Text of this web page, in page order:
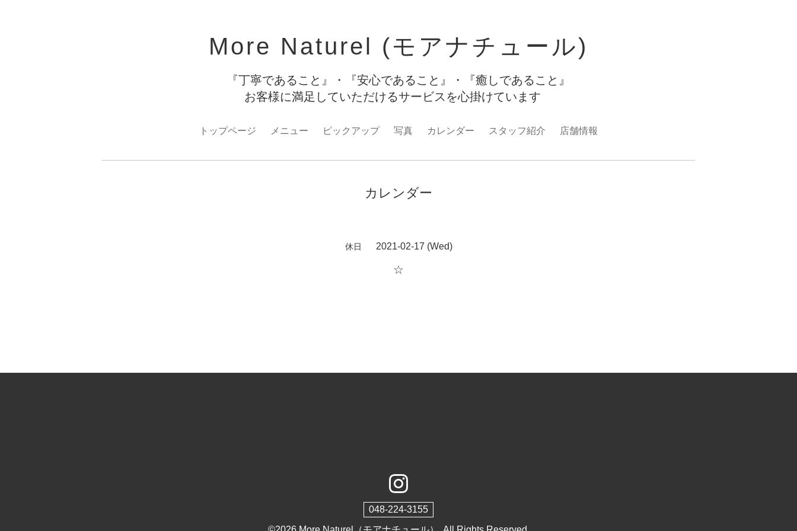
More Naturel (モアナチュール)
『丁寧であること』・『安心であること』・『癒しであること』
お客様に満足していただけるサービスを心掛けています
トップページ メニュー ピックアップ 写真 カレンダー スタッフ紹介 店舗情報
カレンダー
休日 2021-02-17 (Wed)
☆
048-224-3155